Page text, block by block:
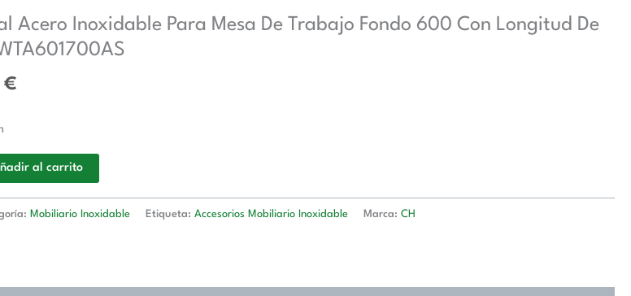
Acero Inoxidable Para Mesa De Trabajo Fondo 600 Con Longitud De
€.
€
es:
147,00 €.
al carrito
Mobiliario Inoxidable Etiqueta:Accesorios Mobiliario Inoxidable Marca:CH
cantidad